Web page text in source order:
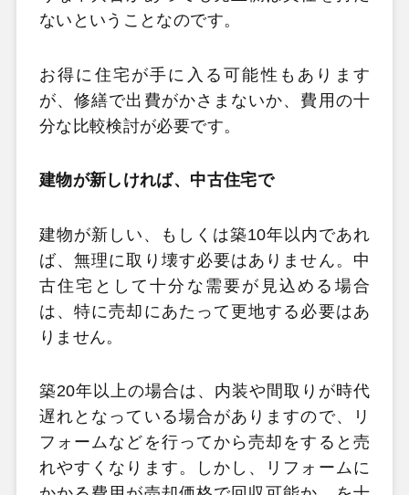
ないということなのです。
お得に住宅が手に入る可能性もあります
が、修繕で出費がかさまないか、費用の十
分な比較検討が必要です。
建物が新しければ、中古住宅で
建物が新しい、もしくは築10年以内であれ
ば、無理に取り壊す必要はありません。中
古住宅として十分な需要が見込める場合
は、特に売却にあたって更地する必要はあ
りません。
築20年以上の場合は、内装や間取りが時代
遅れとなっている場合がありますので、リ
フォームなどを行ってから売却をすると売
れやすくなります。しかし、リフォームに